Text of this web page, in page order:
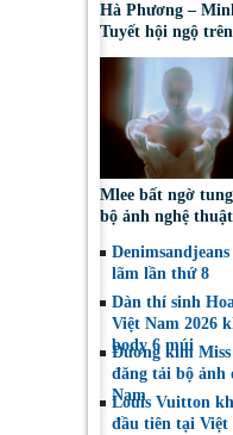
Hà Phương –
Tuyết hội ngộ trên
thảm đỏ, kể câu
chuyện phía sau
hình “nàng
Mlee bất ngờ tung
bộ ảnh nghệ
với bóng tối tâm
lãm lần thứ 8
Dàn thí sinh
Việt Nam 2026
body 6 múi
Đương kim Miss
đăng tải bộ ảnh
Nam
Louis Vuitton
đầu tiên tại Việt